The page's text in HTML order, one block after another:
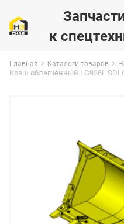
к
Главная Каталоги товаров
Ковш облегченный LG936L